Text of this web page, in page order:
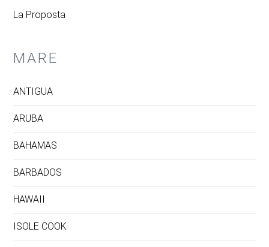
La Proposta
MARE
ANTIGUA
ARUBA
BAHAMAS
BARBADOS
HAWAII
ISOLE COOK